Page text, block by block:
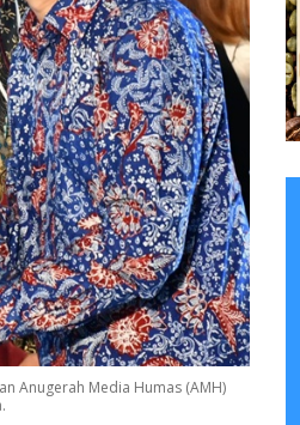
Anugerah Media Humas (AMH)